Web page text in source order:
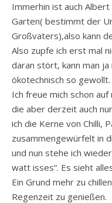
Immerhin ist auch
Garten( bestimmt der
Großvaters),also kann
Also zupfe ich erst mal
daran stört, kann man
ökotechnisch so gewollt.
Ich freue mich schon
die aber derzeit auch
ich die Kerne von Chilli,
zusammengewürfelt in
und nun stehe ich
watt isses“. Es sieht
Ein Grund mehr zu
Regenzeit zu genießen.